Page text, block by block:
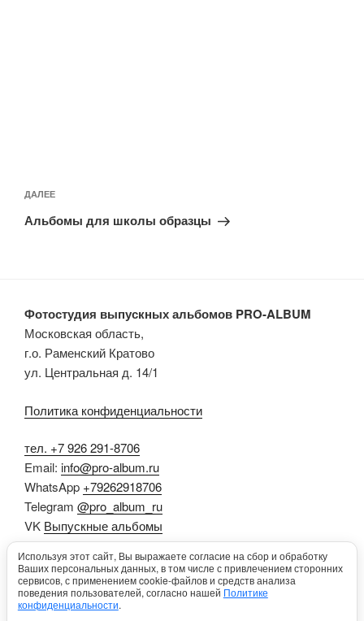
по
записям
Следующая
запись
ДАЛЕЕ
Альбомы для школы образцы
Фотостудия выпускных альбомов PRO-ALBUM
Московская область,
г.о. Раменский Кратово
ул. Центральная д. 14/1
Политика конфиденциальности
тел. +7 926 291-8706
Email: info@pro-album.ru
WhatsApp +79262918706
Telegram @pro_album_ru
VK Выпускные альбомы
DzenВыпускные альбомы
RUTUBEВыпускные альбомы
Цитаты на выпускной альбом
Используя этот сайт, Вы выражаете согласие на сбор и обработку
Ваших персональных данных, в том числе с привлечением сторонних
сервисов, с применением cookie-файлов и средств анализа
поведения пользователей, согласно нашей Политике
конфиденциальности.